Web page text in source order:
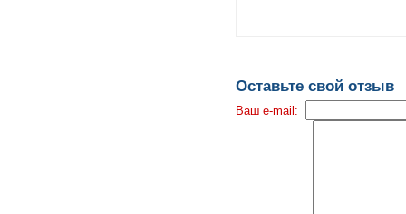
Оставьте свой отзыв
Ваш e-mail: